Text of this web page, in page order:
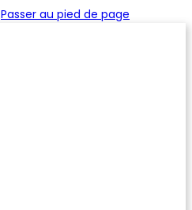
Passer au pied de page